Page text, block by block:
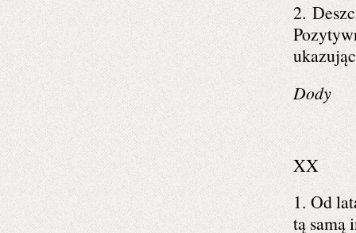
2.
Dody
XX
1. Od
tą samą